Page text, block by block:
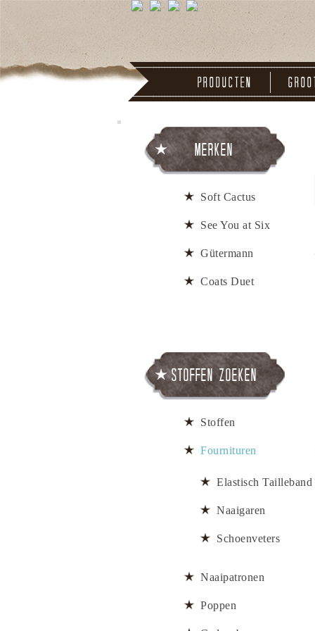
Producten
Merken
Soft Cactus
See You at Six
Gütermann
Coats Duet
Stoffen zoeken
Stoffen
Fournituren
Elastisch Tailleband
Naaigaren
Schoenveters
Naaipatronen
Poppen